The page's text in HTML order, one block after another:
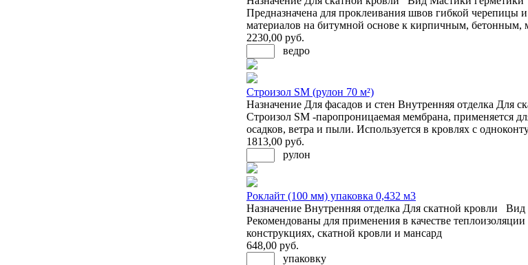
Предназначена для проклеивания швов гибкой черепицы
материалов на битумной основе к кирпичным, бетонным,
2230,00 руб.
ведро
Строизол SM (рулон 70 м²)
Назначение Для фасадов и стен Внутренняя отделка Для
Строизол SM -паропроницаемая мембрана, применяется
осадков, ветра и пыли. Используется в кровлях с
1813,00 руб.
рулон
Роклайт (100 мм) упаковка 0,432 м3
Назначение Внутренняя отделка Для скатной кровли Вид
Рекомендованы для применения в качестве
конструкциях, скатной кровли и мансард
648,00 руб.
упаковку